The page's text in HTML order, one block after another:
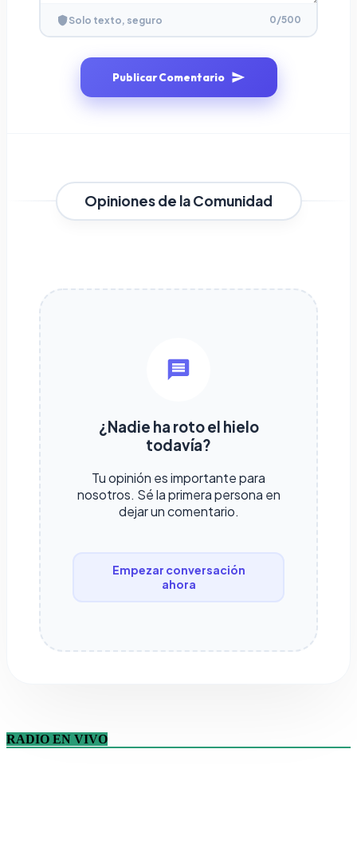
Solo texto, seguro 0/500
Publicar Comentario
Opiniones de la Comunidad
¿Nadie ha roto el hielo
todavía?
Tu opinión es importante para
nosotros. Sé la primera persona en
dejar un comentario.
Empezar conversación
ahora
RADIO EN VIVO